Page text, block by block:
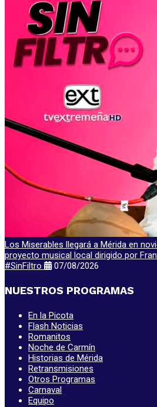
Los Miserables llegará a Mérida en
proyecto musical local dirigido por
#SinFiltro
07/08/2026
NUESTROS PROGRAMAS
En la Picota
Flash Noticias
Romanitos
Noche de Carmín
Historias de Mérida
Retransmisiones
Otros Programas
Carnaval
Equipo